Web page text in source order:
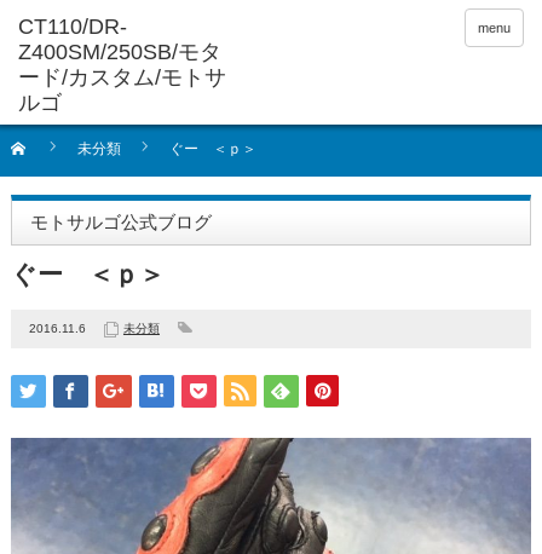
menu
未分類 ぐー ＜ｐ＞
モトサルゴ公式ブログ
ぐー ＜ｐ＞
2016.11.6 未分類